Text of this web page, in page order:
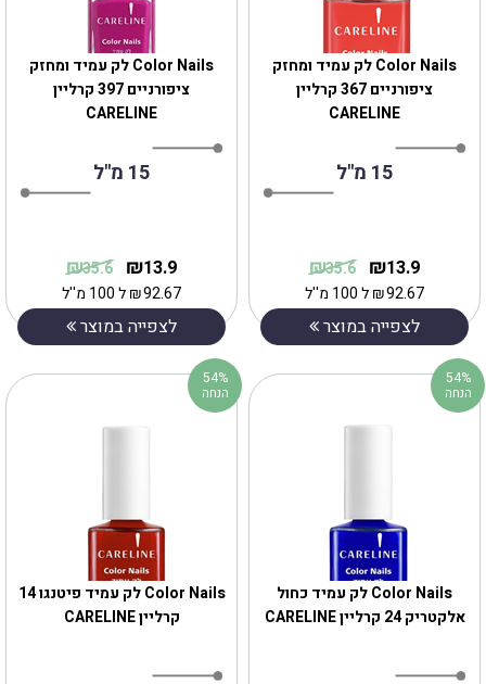
Color Nails לק עמיד ומחזק
ציפורניים 397 קרליין
CARELINE
15 מ"ל
13.9
₪
35.6
₪
92.67
₪ל 100 מ''ל
לצפייה במוצר
Color Nails לק עמיד ומחזק
ציפורניים 367 קרליין
CARELINE
15 מ"ל
13.9
₪
35.6
₪
92.67
₪ל 100 מ''ל
לצפייה במוצר
Color Nails לק עמיד פיטנגו 14
קרליין CARELINE
54%
הנחה
Color Nails לק עמיד כחול
אלקטריק 24 קרליין CARELINE
54%
הנחה